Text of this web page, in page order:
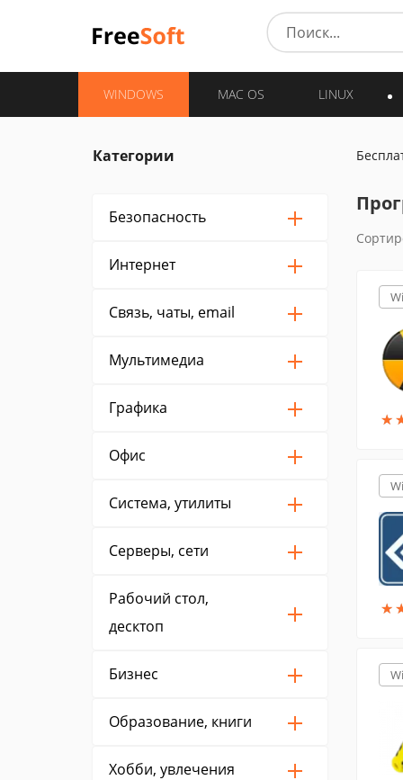
WINDOWS MAC OS LINUX
Категории
Безопасность
Интернет
Связь, чаты, email
Мультимедиа
Графика
Офис
Система, утилиты
Серверы, сети
Рабочий стол,
десктоп
Бизнес
Образование, книги
Хобби, увлечения
★
★
★
★